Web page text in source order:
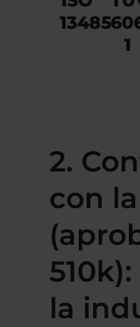
13485
1
2.
con
la